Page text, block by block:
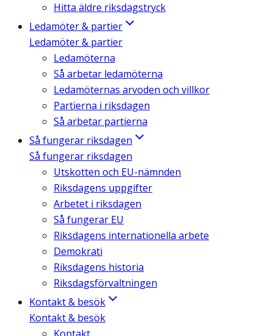
Hitta äldre riksdagstryck
Ledamöter & partier
Ledamöter & partier
Ledamöterna
Så arbetar ledamöterna
Ledamöternas arvoden och villkor
Partierna i riksdagen
Så arbetar partierna
Så fungerar riksdagen
Så fungerar riksdagen
Utskotten och EU-nämnden
Riksdagens uppgifter
Arbetet i riksdagen
Så fungerar EU
Riksdagens internationella arbete
Demokrati
Riksdagens historia
Riksdagsförvaltningen
Kontakt & besök
Kontakt & besök